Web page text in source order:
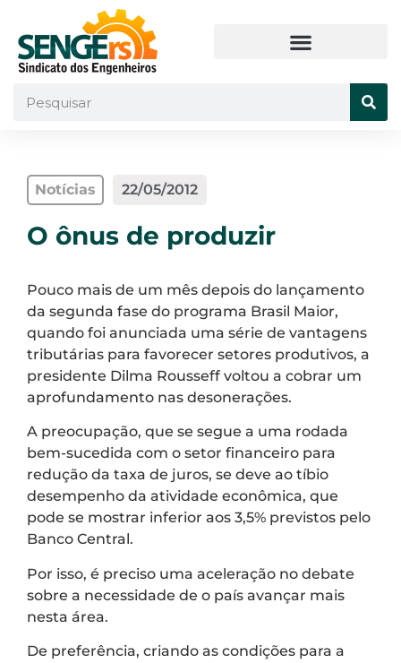
Notícias 22/05/2012
O ônus de produzir
Pouco mais de um mês depois do lançamento
da segunda fase do programa Brasil Maior,
quando foi anunciada uma série de vantagens
tributárias para favorecer setores produtivos, a
presidente Dilma Rousseff voltou a cobrar um
aprofundamento nas desonerações.
A preocupação, que se segue a uma rodada
bem-sucedida com o setor financeiro para
redução da taxa de juros, se deve ao tíbio
desempenho da atividade econômica, que
pode se mostrar inferior aos 3,5% previstos pelo
Banco Central.
Por isso, é preciso uma aceleração no debate
sobre a necessidade de o país avançar mais
nesta área.
De preferência, criando as condições para a